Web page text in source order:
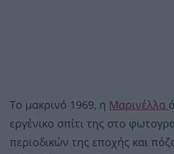
Το μακρινό 1969, η Μαρινέλλα
εργένικο σπίτι της στο
περιοδικών της εποχής και